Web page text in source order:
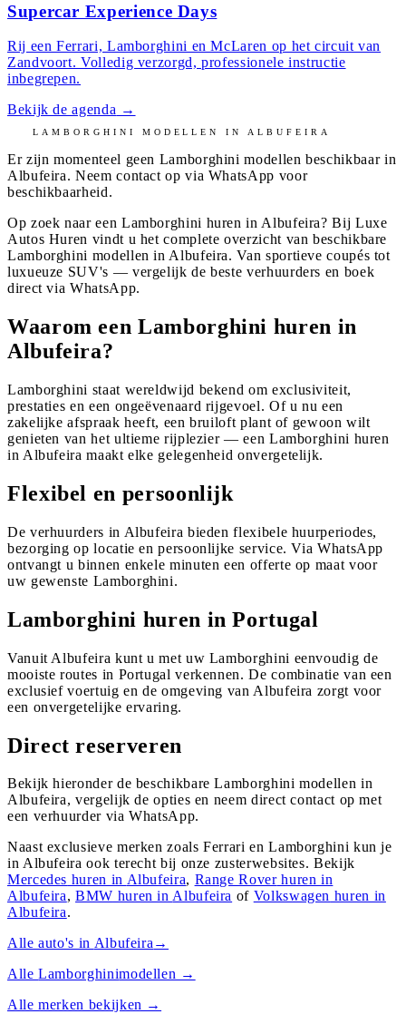
Supercar Experience Days
Rij een Ferrari, Lamborghini en McLaren op het circuit van
Zandvoort. Volledig verzorgd, professionele instructie
inbegrepen.
Bekijk de agenda →
LAMBORGHINI MODELLEN IN ALBUFEIRA
Er zijn momenteel geen Lamborghini modellen beschikbaar in
Albufeira. Neem contact op via WhatsApp voor
beschikbaarheid.
Op zoek naar een Lamborghini huren in Albufeira? Bij Luxe
Autos Huren vindt u het complete overzicht van beschikbare
Lamborghini modellen in Albufeira. Van sportieve coupés tot
luxueuze SUV's — vergelijk de beste verhuurders en boek
direct via WhatsApp.
Waarom een Lamborghini huren in
Albufeira?
Lamborghini staat wereldwijd bekend om exclusiviteit,
prestaties en een ongeëvenaard rijgevoel. Of u nu een
zakelijke afspraak heeft, een bruiloft plant of gewoon wilt
genieten van het ultieme rijplezier — een Lamborghini huren
in Albufeira maakt elke gelegenheid onvergetelijk.
Flexibel en persoonlijk
De verhuurders in Albufeira bieden flexibele huurperiodes,
bezorging op locatie en persoonlijke service. Via WhatsApp
ontvangt u binnen enkele minuten een offerte op maat voor
uw gewenste Lamborghini.
Lamborghini huren in Portugal
Vanuit Albufeira kunt u met uw Lamborghini eenvoudig de
mooiste routes in Portugal verkennen. De combinatie van een
exclusief voertuig en de omgeving van Albufeira zorgt voor
een onvergetelijke ervaring.
Direct reserveren
Bekijk hieronder de beschikbare Lamborghini modellen in
Albufeira, vergelijk de opties en neem direct contact op met
een verhuurder via WhatsApp.
Naast exclusieve merken zoals Ferrari en Lamborghini kun je
in Albufeira ook terecht bij onze zusterwebsites. Bekijk
Mercedes huren in Albufeira, Range Roverhuren in
Albufeira,BMW huren inAlbufeira of Volkswagen huren in
Albufeira.
Alle auto's in Albufeira→
AlleLamborghinimodellen →
Alle merken bekijken →